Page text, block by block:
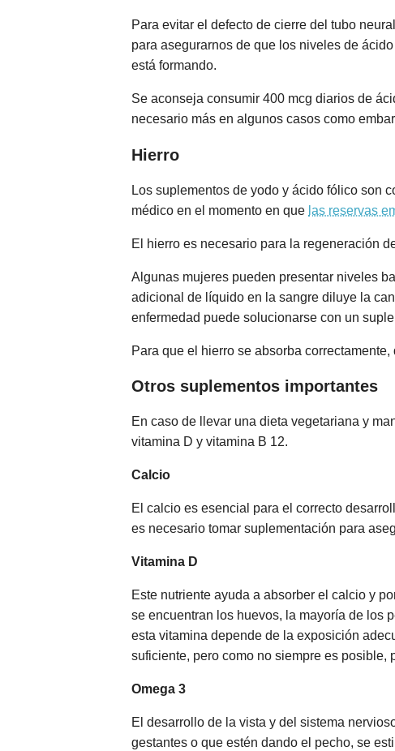
Para evitar el defecto de cierre del tubo
para asegurarnos de que los niveles de
está formando.
Se aconseja consumir 400 mcg diarios de
necesario más en algunos casos como
Hierro
Los suplementos de yodo y ácido fólico son
médico en el momento en que las reservas
El hierro es necesario para la regeneración
Algunas mujeres pueden presentar niveles
adicional de líquido en la sangre diluye la
enfermedad puede solucionarse con un
Para que el hierro se absorba
Otros suplementos importantes
En caso de llevar una dieta vegetariana y
vitamina D y vitamina B 12.
Calcio
El calcio es esencial para el correcto
es necesario tomar suplementación para
Vitamina D
Este nutriente ayuda a absorber el calcio y
se encuentran los huevos, la mayoría de los
esta vitamina depende de la exposición
suficiente, pero como no siempre es posible,
Omega 3
El desarrollo de la vista y del sistema
gestantes o que estén dando el pecho, se